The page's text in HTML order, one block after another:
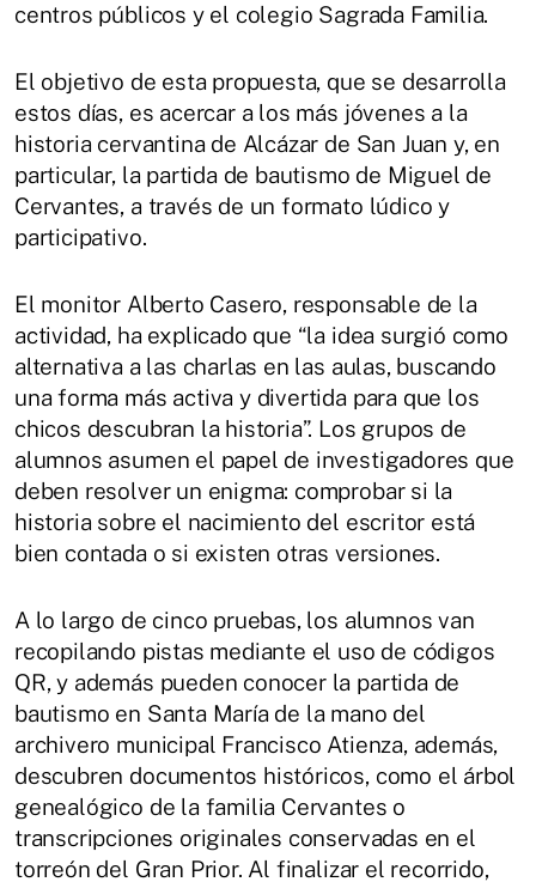
centros públicos y el colegio Sagrada Familia.
El objetivo de esta propuesta, que se desarrolla
estos días, es acercar a los más jóvenes a la
historia cervantina de Alcázar de San Juan y, en
particular, la partida de bautismo de Miguel de
Cervantes, a través de un formato lúdico y
participativo.
El monitor Alberto Casero, responsable de la
actividad, ha explicado que “la idea surgió como
alternativa a las charlas en las aulas, buscando
una forma más activa y divertida para que los
chicos descubran la historia”. Los grupos de
alumnos asumen el papel de investigadores que
deben resolver un enigma: comprobar si la
historia sobre el nacimiento del escritor está
bien contada o si existen otras versiones.
A lo largo de cinco pruebas, los alumnos van
recopilando pistas mediante el uso de códigos
QR, y además pueden conocer la partida de
bautismo en Santa María de la mano del
archivero municipal Francisco Atienza, además,
descubren documentos históricos, como el árbol
genealógico de la familia Cervantes o
transcripciones originales conservadas en el
torreón del Gran Prior. Al finalizar el recorrido,